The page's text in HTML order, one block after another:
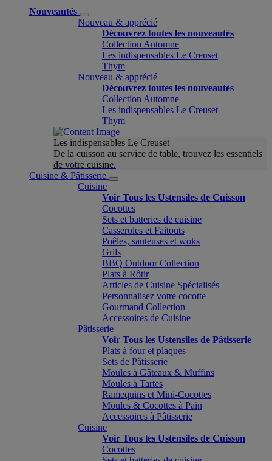
Nouveautés
Nouveau & apprécié
Découvrez toutes les nouveautés
Collection Automne
Les indispensables Le Creuset
Thym
Nouveau & apprécié
Découvrez toutes les nouveautés
Collection Automne
Les indispensables Le Creuset
Thym
Les indispensables Le Creuset
De la cuisson au service de table, trouvez les essentiels
de votre cuisine.
Cuisine & Pâtisserie
Cuisine
Voir Tous les Ustensiles de Cuisson
Cocottes
Sets et batteries de cuisine
Casseroles et Faitouts
Poêles, sauteuses et woks
Grils
BBQ Outdoor Collection
Plats à Rôtir
Articles de Cuisine Spécialisés
Personnalisez votre cocotte
Gourmand Collection
Accessoires de Cuisine
Pâtisserie
Voir Tous les Ustensiles de Pâtisserie
Plats à four et plaques
Sets de Pâtisserie
Moules à Gâteaux & Muffins
Moules à Tartes
Ramequins et Mini-Cocottes
Moules & Cocottes à Pain
Accessoires à Pâtisserie
Cuisine
Voir Tous les Ustensiles de Cuisson
Cocottes